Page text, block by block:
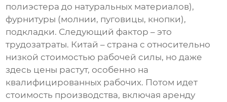
полиэстера до натуральных материалов),
фурнитуры (молнии, пуговицы, кнопки),
подкладки. Следующий фактор – это
трудозатраты. Китай – страна с относительно
низкой стоимостью рабочей силы, но даже
здесь цены растут, особенно на
квалифицированных рабочих. Потом идет
стоимость производства, включая аренду